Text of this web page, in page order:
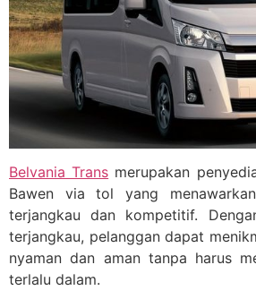
Belvania Trans merupakan
Bawen via tol yang
terjangkau dan kompetitif.
terjangkau, pelanggan dapat
nyaman dan aman tanpa harus
terlalu dalam.